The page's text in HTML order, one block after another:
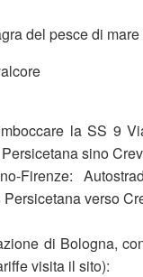
del pesce di
la SS 9
sino
Firenze:
verso
di Bologna,
visita il sito):